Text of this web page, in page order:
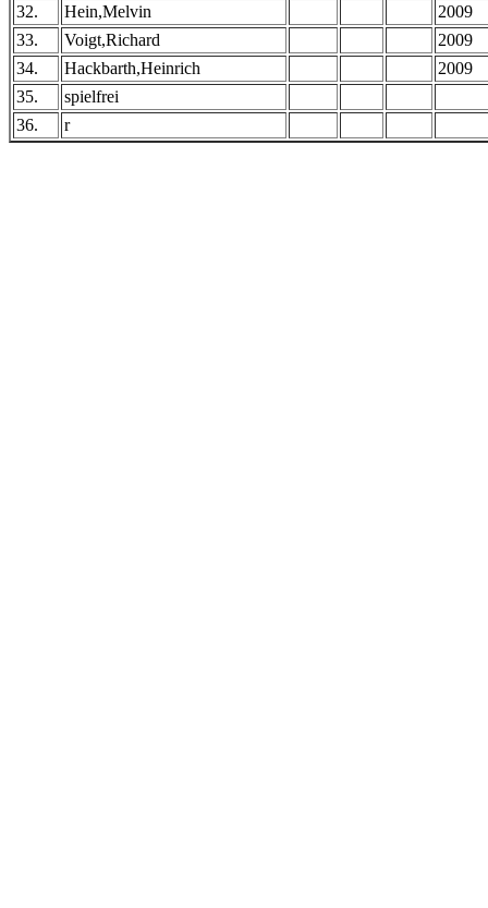
32.
Hein,Melvin
2009
33.
Voigt,Richard
2009
34.
Hackbarth,Heinrich
2009
35.
spielfrei
36.
r